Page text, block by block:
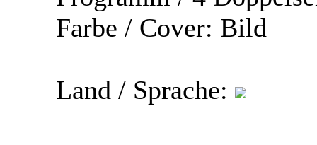
Farbe / Cover: Bild
Land / Sprache: